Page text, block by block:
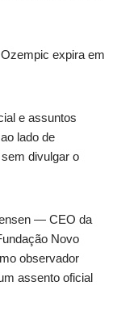
expira em
e assuntos
lado de
divulgar o
— CEO da
Novo
observador
assento oficial